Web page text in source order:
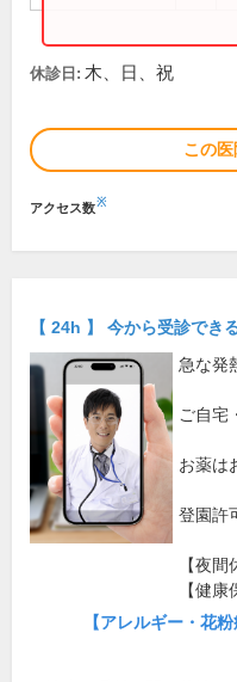
休診日: 木、日、祝
この
アクセス数※
【 24h 】 今から受診でき
急な発
ご自宅
お薬は
登園許
【夜
【健康
【アレルギー・花